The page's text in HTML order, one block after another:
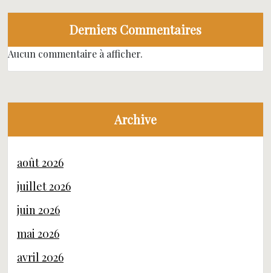
Derniers Commentaires
Aucun commentaire à afficher.
Archive
août 2026
juillet 2026
juin 2026
mai 2026
avril 2026